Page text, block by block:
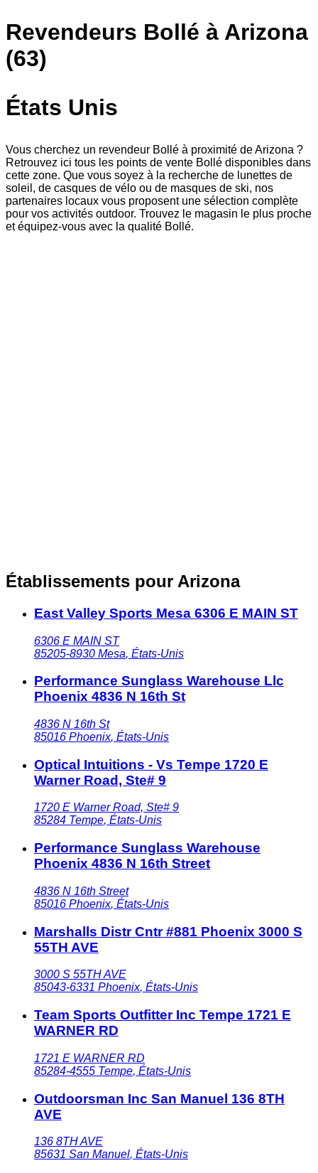
Revendeurs Bollé à Arizona
(63)
États Unis
Vous cherchez un revendeur Bollé à proximité de Arizona ?
Retrouvez ici tous les points de vente Bollé disponibles dans
cette zone. Que vous soyez à la recherche de lunettes de
soleil, de casques de vélo ou de masques de ski, nos
partenaires locaux vous proposent une sélection complète
pour vos activités outdoor. Trouvez le magasin le plus proche
et équipez-vous avec la qualité Bollé.
Établissements pour Arizona
East Valley Sports Mesa 6306 E MAIN ST
6306 E MAIN ST
85205-8930 Mesa, États-Unis
Performance Sunglass Warehouse Llc
Phoenix 4836 N 16th St
4836 N 16th St
85016 Phoenix, États-Unis
Optical Intuitions - Vs Tempe 1720 E
Warner Road, Ste# 9
1720 E Warner Road, Ste# 9
85284 Tempe, États-Unis
Performance Sunglass Warehouse
Phoenix 4836 N 16th Street
4836 N 16th Street
85016 Phoenix, États-Unis
Marshalls Distr Cntr #881 Phoenix 3000 S
55TH AVE
3000 S 55TH AVE
85043-6331 Phoenix, États-Unis
Team Sports Outfitter Inc Tempe 1721 E
WARNER RD
1721 E WARNER RD
85284-4555 Tempe, États-Unis
Outdoorsman Inc San Manuel 136 8TH
AVE
136 8TH AVE
85631 San Manuel, États-Unis